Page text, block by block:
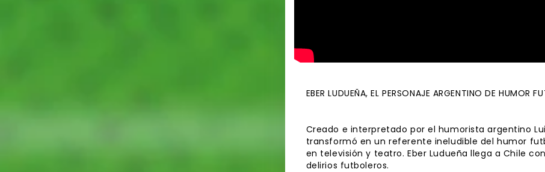
EBER LUDUEÑA, EL PERSONAJE ARGENTINO DE HUMOR
Creado e interpretado por el humorista argentino
transformó en un referente ineludible del humor
en televisión y teatro. Eber Ludueña llega a Chile
delirios futboleros.